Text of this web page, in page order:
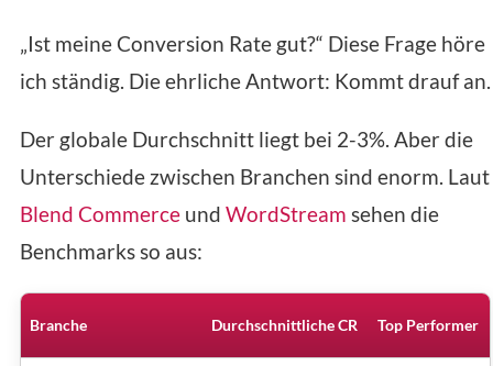
„Ist meine Conversion Rate gut?“ Diese Frage höre
ich ständig. Die ehrliche Antwort: Kommt drauf an.
Der globale Durchschnitt liegt bei 2-3%. Aber die
Unterschiede zwischen Branchen sind enorm. Laut
Blend Commerce und WordStream sehen die
Benchmarks so aus:
Branche Durchschnittliche CR Top Performer